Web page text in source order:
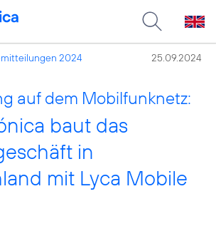
2024 25.09.2024
auf dem Mobilfunknetz:
baut das
in
mit Lyca Mobile